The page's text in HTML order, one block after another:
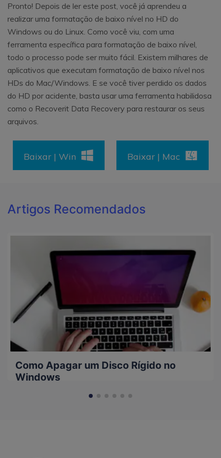
Pronto! Depois de ler este post, você já aprendeu a
realizar uma formatação de baixo nível no HD do
Windows ou do Linux. Como você viu, com uma
ferramenta específica para formatação de baixo nível,
todo o processo pode ser muito fácil. Existem milhares de
aplicativos que executam formatação de baixo nível nos
HDs do Mac/Windows. E se você tiver perdido os dados
do HD por acidente, basta usar uma ferramenta habilidosa
como o Recoverit Data Recovery para restaurar os seus
arquivos.
Baixar | Win Baixar | Mac
Artigos Recomendados
Como Apagar um Disco Rígido no
Windows